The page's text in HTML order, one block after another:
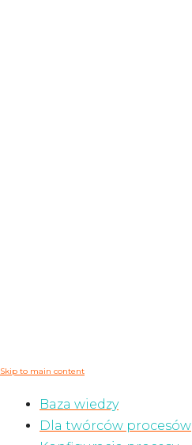
Skip to main content
Baza wiedzy
Dla twórców procesów